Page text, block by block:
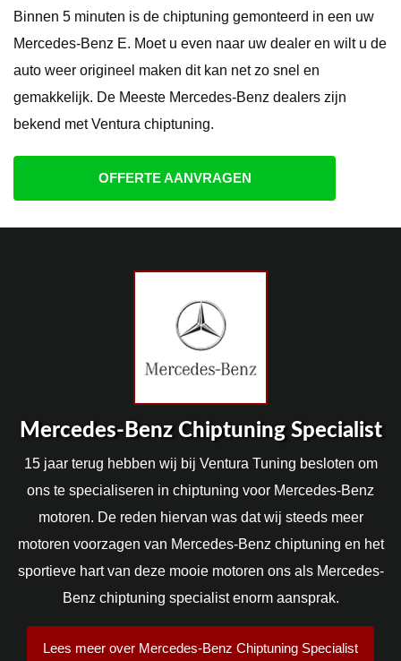
Binnen 5 minuten is de chiptuning gemonteerd in een uw
Mercedes-Benz E. Moet u even naar uw dealer en wilt u de
auto weer origineel maken dit kan net zo snel en
gemakkelijk. De Meeste Mercedes-Benz dealers zijn
bekend met Ventura chiptuning.
OFFERTE AANVRAGEN
Mercedes-Benz Chiptuning Specialist
15 jaar terug hebben wij bij Ventura Tuning besloten om
ons te specialiseren in chiptuning voor Mercedes-Benz
motoren. De reden hiervan was dat wij steeds meer
motoren voorzagen van Mercedes-Benz chiptuning en het
sportieve hart van deze mooie motoren ons als Mercedes-
Benz chiptuning specialist enorm aansprak.
Lees meer over Mercedes-Benz Chiptuning Specialist